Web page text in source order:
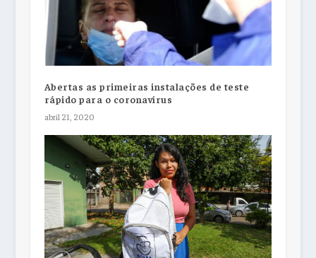
Abertas as primeiras instalações de teste
rápido para o coronavírus
abril 21, 2020